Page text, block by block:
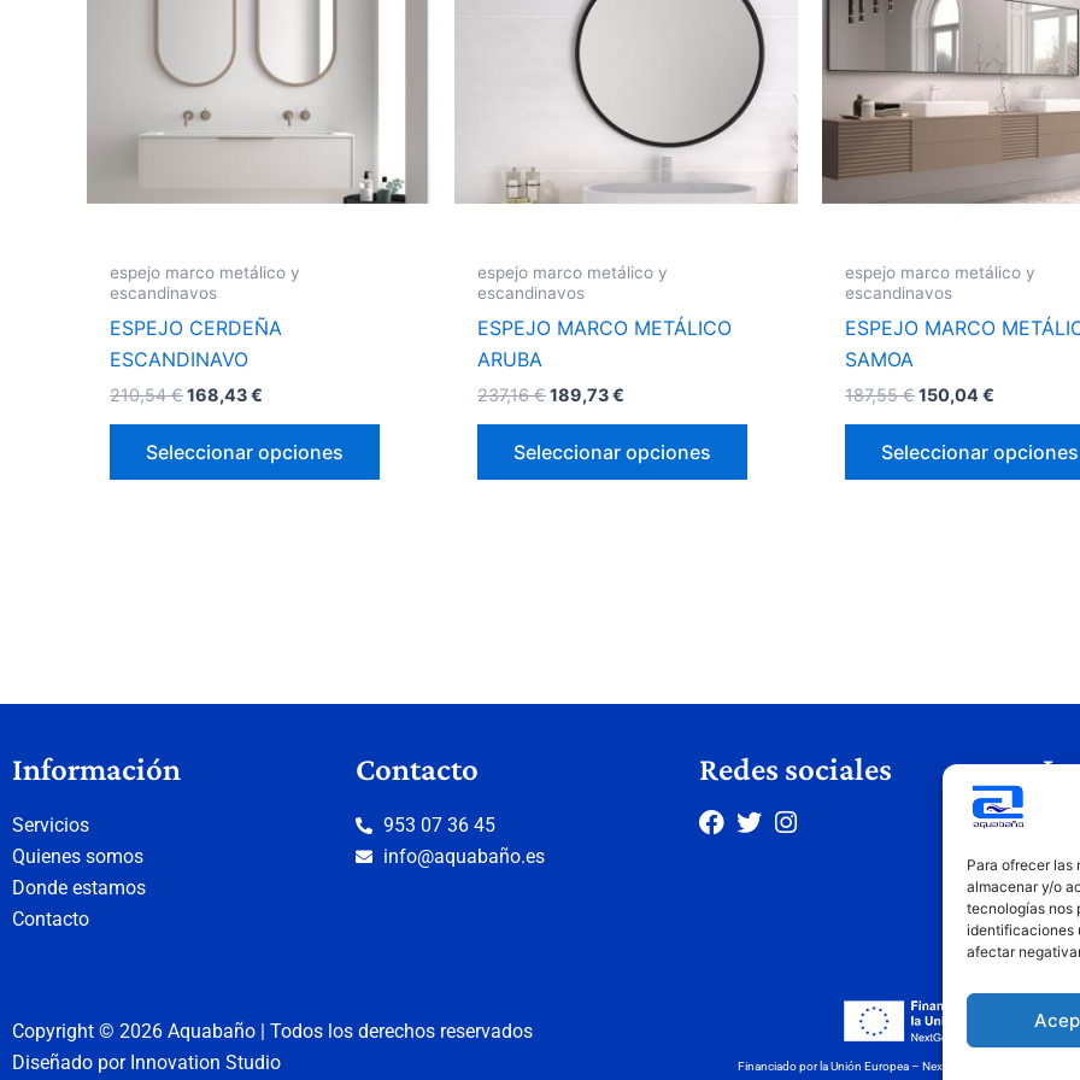
Para ofrecer las
almacenar y/o
tecnologías nos
identificaciones
afectar
espejo marco metálico y
escandinavos
ESPEJO CERDEÑA
ESCANDINAVO
210,54€168,43€
Seleccionar opciones
elegir
espejo marco metálico y
escandinavos
ESPEJO MARCO METÁLICO
ARUBA
237,16€189,73€
Seleccionar opciones
múltiples
variantes.
Las
opciones
pueden
elegir
espejo marco metálico y
escandinavos
ESPEJO MARCO
SAMOA
187,55€150,04€
Seleccionar opciones
Información
Servicios
Quienes somos
Donde estamos
Contacto
Contacto
953 07 36 45
info@aquabaño.es
Redes sociales
Copyright © 2026 Aquabaño | Todos los derechos reservados
Diseñado por Innovation Studio
Financiado por la Unión Europea – NextGenerationEU. Sin